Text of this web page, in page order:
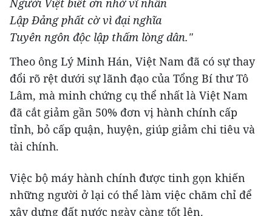
Lập Đảng phất cờ vì đại nghĩa
Tuyên ngôn độc lập thấm lòng dân."
Theo ông Lý Minh Hán, Việt Nam đã có sự thay
đổi rõ rệt dưới sự lãnh đạo của Tổng Bí thư Tô
Lâm, mà minh chứng cụ thể nhất là Việt Nam
đã cắt giảm gần 50% đơn vị hành chính cấp
tỉnh, bỏ cấp quận, huyện, giúp giảm chi tiêu và
tài chính.
Việc bộ máy hành chính được tinh gọn khiến
những người ở lại có thể làm việc chăm chỉ để
xây dựng đất nước ngày càng tốt lên.